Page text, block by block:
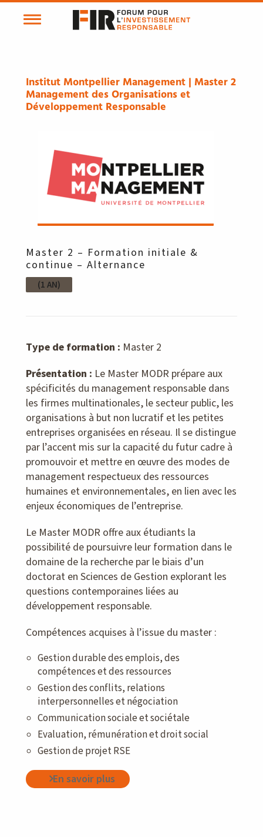
Institut Montpellier Management | Master 2
Management des Organisations et
Développement Responsable
Master 2 – Formation initiale &
continue – Alternance
(1 AN)
Type de formation : Master 2
Présentation : Le Master MODR prépare aux
spécificités du management responsable dans
les firmes multinationales, le secteur public, les
organisations à but non lucratif et les petites
entreprises organisées en réseau. Il se distingue
par l’accent mis sur la capacité du futur cadre à
promouvoir et mettre en œuvre des modes de
management respectueux des ressources
humaines et environnementales, en lien avec les
enjeux économiques de l’entreprise.
Le Master MODR offre aux étudiants la
possibilité de poursuivre leur formation dans le
domaine de la recherche par le biais d’un
doctorat en Sciences de Gestion explorant les
questions contemporaines liées au
développement responsable.
Compétences acquises à l’issue du master :
Gestion durable des emplois, des
compétences et des ressources
Gestion des conflits, relations
interpersonnelles et négociation
Communication sociale et sociétale
Evaluation, rémunération et droit social
Gestion de projet RSE
En savoir plus